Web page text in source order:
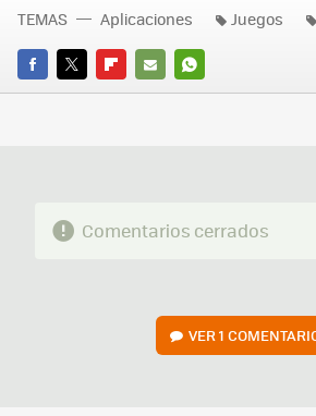
FACEBOOK
TWITTERFLIPBOARD
E-
WHATSAPP
TEMAS Aplicaciones Juegos
Comentarios cerrados
VER1